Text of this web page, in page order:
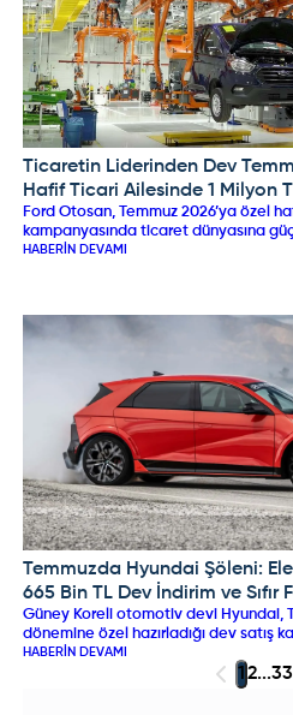
FORD
Ticaretin Liderinden Dev
Hafif Ticari Ailesinde 1 Milyon
Peşin İndirimi!
Ford Otosan, Temmuz 2026’ya özel
kampanyasında ticaret dünyasına
nakit indirim desteği sunuyor. vdf ve
%8’e varan doğrudan indirim ve eski
HABERIN DEVAMI
HYUNDAI
Temmuzda Hyundai Şöleni:
665 Bin TL Dev İndirim ve Sıfır
Fırsatları Başladı!
Güney Koreli otomotiv devi Hyundai,
dönemine özel hazırladığı dev satış
SUV ve elektrikli modellerinde büyük
Kampanya kapsamında tamamen
modelinde 665 bin TL’ye varan rekor
HABERIN DEVAMI
12...